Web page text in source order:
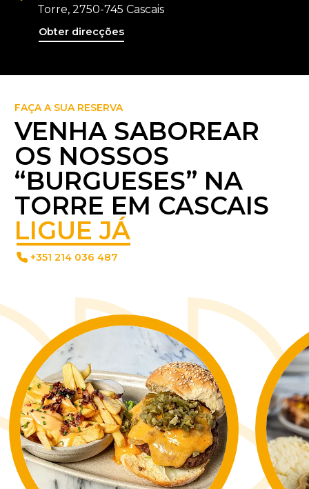
Torre, 2750-745 Cascais
Obter direcções
FAÇA A SUA RESERVA
VENHA SABOREAR
OS NOSSOS
“BURGUESES” NA
TORRE EM CASCAIS
LIGUE JÁ
+351 214 036 487